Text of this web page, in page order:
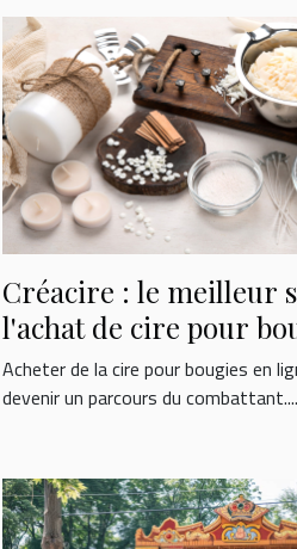
Créacire : le meilleur
l'achat de cire pour
Acheter de la cire pour bougies en
devenir un parcours du combattant....